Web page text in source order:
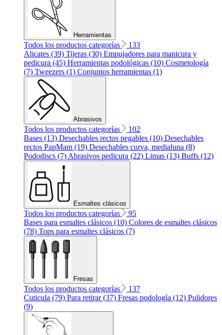
Herramientas
Todos los productos categorías
133
Alicates (39) Tijeras (30) Empujadores para manicura y
pedicura (45) Herramientas podológicas (10) Cosmetología
(7) Tweezers (1) Conjuntos herramientas (1)
Abrasivos
Todos los productos categorías
102
Bases (13) Desechables rectos pegables (10) Desechables
rectos PapMam (19) Desechables curva, medialuna (8)
Pododiscs (7) Abrasivos pedicura (22) Limas (13) Buffs (12)
Esmaltes clásicos
Todos los productos categorías
95
Bases para esmaltes clásicos (10) Colores de esmaltes clásicos
(78) Tops para esmaltes clásicos (7)
Fresas
Todos los productos categorías
137
Cuticula (79) Para retirar (37) Fresas podología (12) Pulidores
(9)